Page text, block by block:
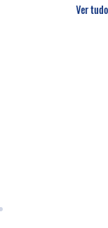
Ver tudo